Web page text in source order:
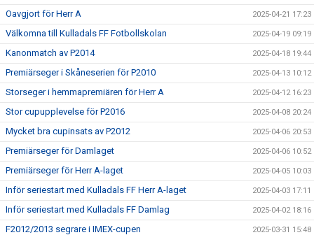
Oavgjort för Herr A 2025-04-21 17:23
Välkomna till Kulladals FF Fotbollskolan 2025-04-19 09:19
Kanonmatch av P2014 2025-04-18 19:44
Premiärseger i Skåneserien för P2010 2025-04-13 10:12
Storseger i hemmapremiären för Herr A 2025-04-12 16:23
Stor cupupplevelse för P2016 2025-04-08 20:24
Mycket bra cupinsats av P2012 2025-04-06 20:53
Premiärseger för Damlaget 2025-04-06 10:52
Premiärseger för Herr A-laget 2025-04-05 10:03
Inför seriestart med Kulladals FF Herr A-laget 2025-04-03 17:11
Inför seriestart med Kulladals FF Damlag 2025-04-02 18:16
F2012/2013 segrare i IMEX-cupen 2025-03-31 15:48